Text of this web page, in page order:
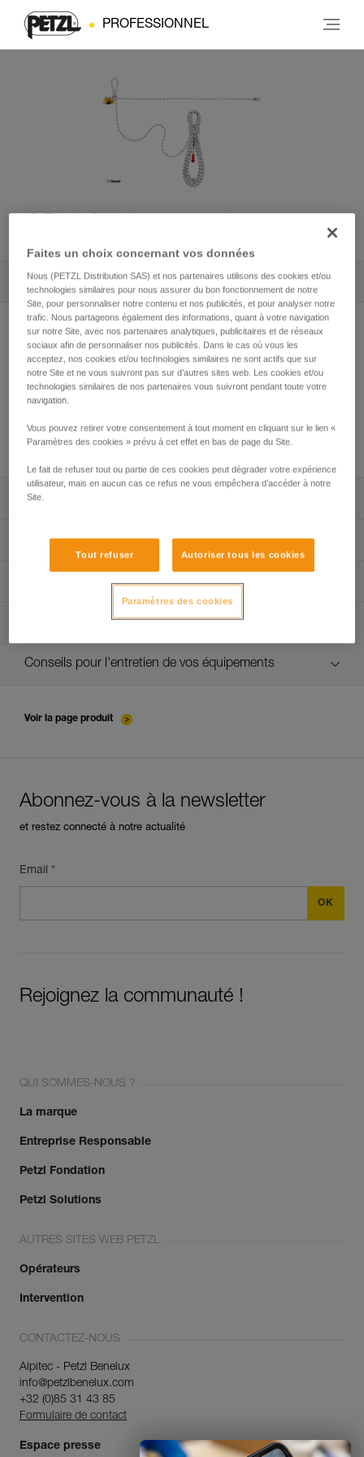
PROFESSIONNEL
Tous les conseils techniques 1 Filtrer
plus d’une personne
Technical Notice
Technical Notice
App pour contrôler et suivre vos EPI
Procédure de vérification EPI
verif EPI-GRILLON-procedure-FR
Fiche de suivi EPI
verif EPI-GRILLON-suivi-FR
Conseils pour l'entretien de vos équipements
Voir la page produit
Abonnez-vous à la newsletter
et restez connecté à notre actualité
Email *
Rejoignez la communauté !
QUI SOMMES-NOUS ?
La marque
Entreprise Responsable
Petzl Fondation
Petzl Solutions
AUTRES SITES WEB PETZL
Opérateurs
Intervention
CONTACTEZ-NOUS
Alpitec - Petzl Benelux
info@petzlbenelux.com
+32 (0)85 31 43 85
Formulaire de contact
Espace presse
Faites un choix concernant vos données
Nous (PETZL Distribution SAS) et nos partenaires utilisons des cookies et/ou
technologies similaires pour nous assurer du bon fonctionnement de notre
Site, pour personnaliser notre contenu et nos publicités, et pour analyser notre
trafic. Nous partageons également des informations, quant à votre navigation
sur notre Site, avec nos partenaires analytiques, publicitaires et de réseaux
sociaux afin de personnaliser nos publicités. Dans le cas où vous les
acceptez, nos cookies et/ou technologies similaires ne sont actifs que sur
notre Site et ne vous suivront pas sur d’autres sites web. Les cookies et/ou
technologies similaires de nos partenaires vous suivront pendant toute votre
navigation.
Vous pouvez retirer votre consentement à tout moment en cliquant sur le lien «
Paramètres des cookies » prévu à cet effet en bas de page du Site.
Le fait de refuser tout ou partie de ces cookies peut dégrader votre expérience
utilisateur, mais en aucun cas ce refus ne vous empêchera d’accéder à notre
Site.
Tout refuser Autoriser tous les cookies
Paramètres des cookies